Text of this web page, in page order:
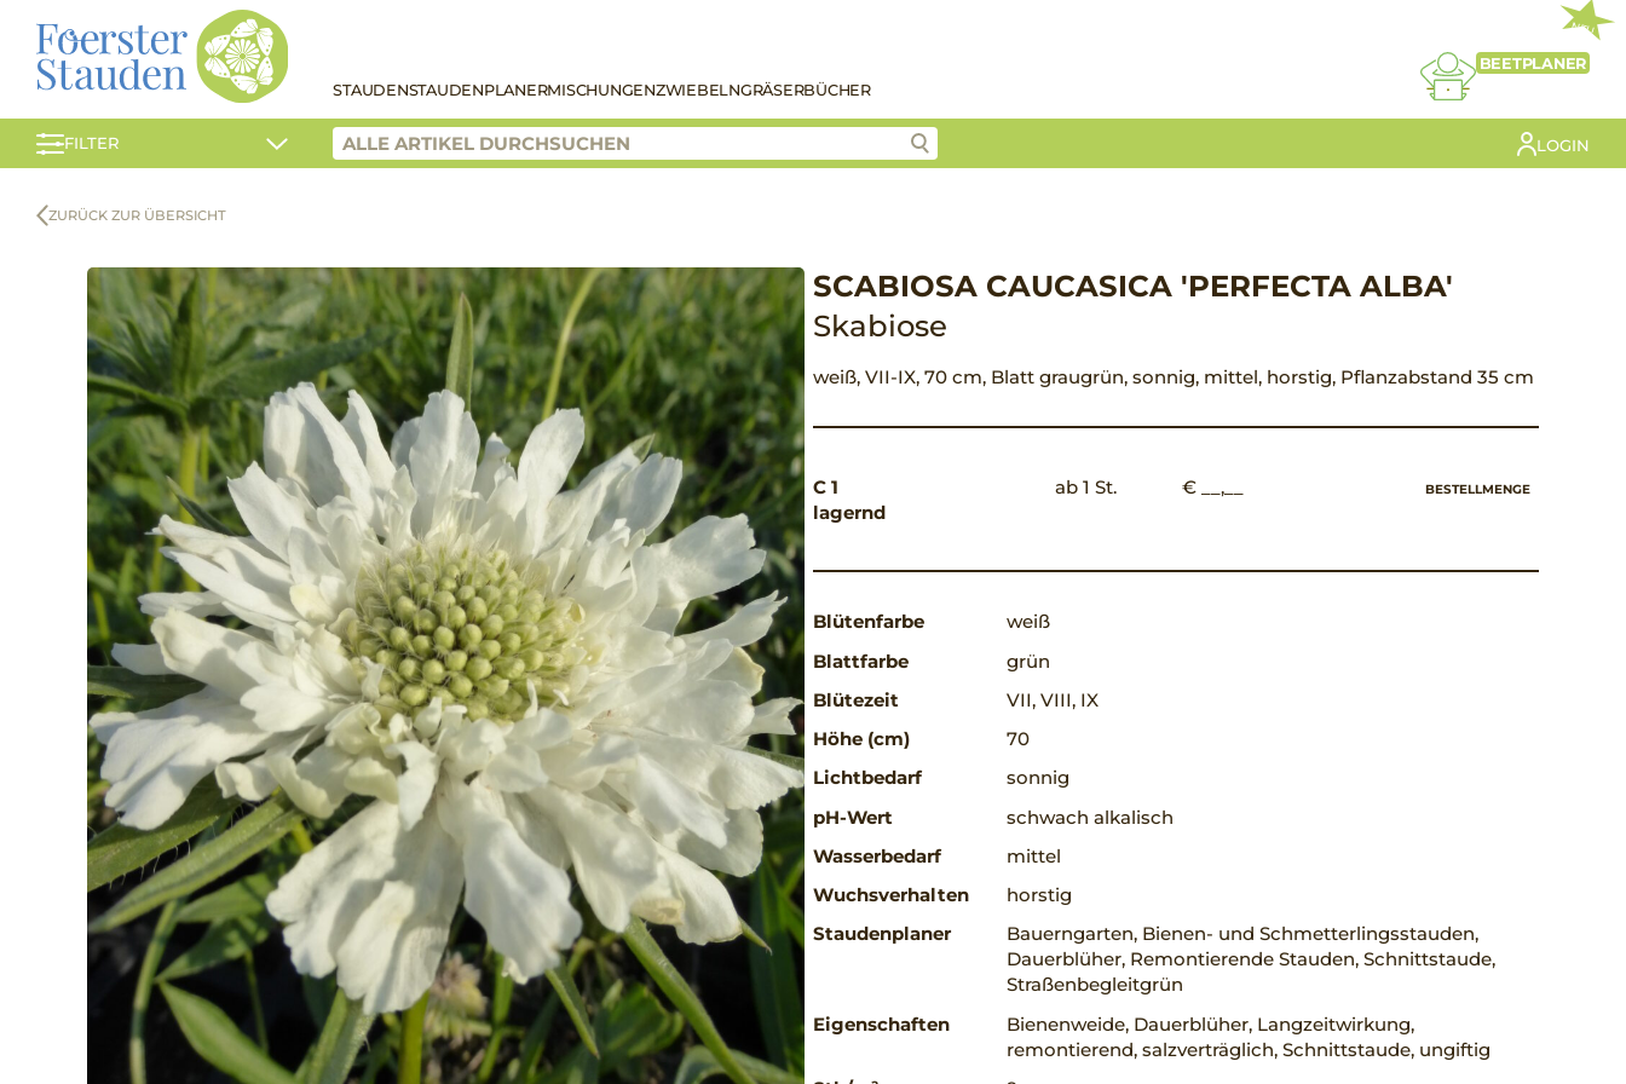
STAUDENSTAUDENPLANERMISCHUNGENZWIEBELNGRÄSERBÜCHER
NEU
BEETPLANER
FILTER LOGIN
ZURÜCK ZUR ÜBERSICHT
SCABIOSA CAUCASICA 'PERFECTA ALBA'
Skabiose
weiß, VII-IX, 70 cm, Blatt graugrün, sonnig, mittel, horstig, Pflanzabstand 35 cm
C 1
lagernd
ab 1 St. € __,__ BESTELLMENGE
Blütenfarbe
weiß
Blattfarbe
grün
Blütezeit
VII, VIII, IX
Höhe (cm)
70
Lichtbedarf
sonnig
pH-Wert
schwach alkalisch
Wasserbedarf
mittel
Wuchsverhalten
horstig
Staudenplaner
Bauerngarten, Bienen- und Schmetterlingsstauden,
Dauerblüher, Remontierende Stauden, Schnittstaude,
Straßenbegleitgrün
Eigenschaften
Bienenweide, Dauerblüher, Langzeitwirkung,
remontierend, salzverträglich, Schnittstaude, ungiftig